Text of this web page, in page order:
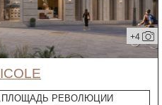
+4
РЕВОЛЮЦИИ